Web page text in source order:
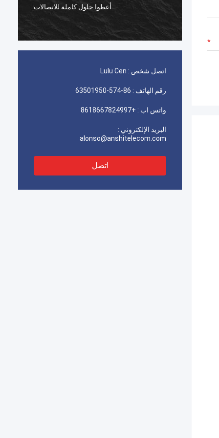
أعطوا حلول كاملة للاتصالات.
اتصل شخص : Lulu Cen
رقم الهاتف : 86-574-63501950
واتس اب : +8618667824997
البريد الإلكتروني :
alonso@anshitelecom.com
اتصل